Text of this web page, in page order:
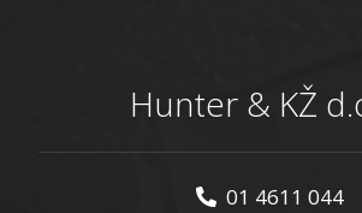
Hunter & KŽ
01 4611 044